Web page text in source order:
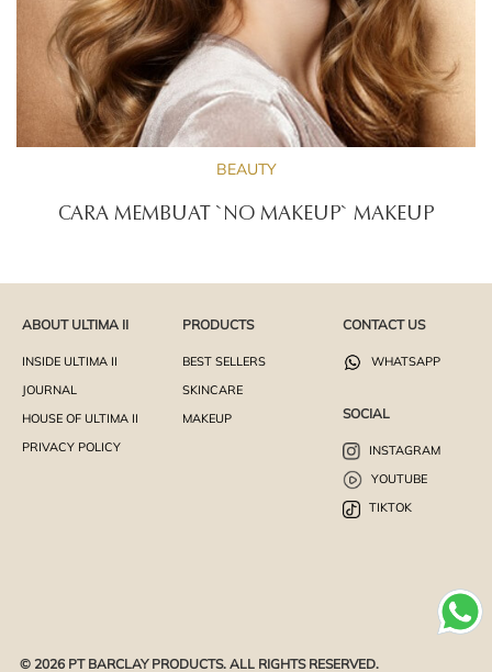
BEAUTY
CARA MEMBUAT `NO MAKEUP` MAKEUP
ABOUT ULTIMA II
INSIDE ULTIMA II
JOURNAL
HOUSE OF ULTIMA II
PRIVACY POLICY
PRODUCTS
BEST SELLERS
SKINCARE
MAKEUP
CONTACT US
WHATSAPP
SOCIAL
INSTAGRAM
YOUTUBE
TIKTOK
© 2026 PT BARCLAY PRODUCTS. ALL RIGHTS RESERVED.